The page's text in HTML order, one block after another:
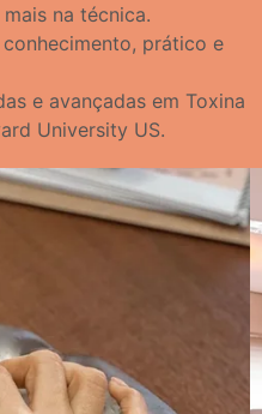
na técnica.
prático e
e avançadas em Toxina
University US.